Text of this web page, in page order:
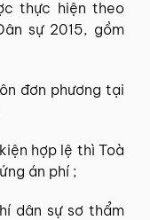
thực hiện theo
sự 2015, gồm
đơn phương tại
hợp lệ thì Toà
án phí ;
dân sự sơ thẩm